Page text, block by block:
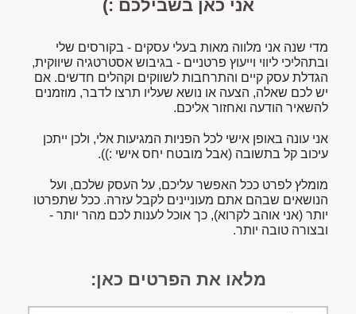
אני כאן בשבילכם :)
מדי שנה אני מלווה מאות בעלי עסקים - בקורסים שלי
ובתהליכי ליווי וייעוץ פרטניים - בגיבוש אסטרטגיה שיווקית,
הגדלת עסק קיים והתרחבות לשווקים וקהלים חדשים. אם
יש לכם שאלה, הצעה או נושא שעליו תרצו לדבר, מוזמנים
להשאיר הודעה ואחזור אליכם.
אני עונה באופן אישי לכל הפניות המגיעות אלי, ולכן ייתכן
עיכוב קל בתשובה (אבל מובטח יחס אישי :)).
מומלץ לפרט ככל האפשר עליכם, על העסק שלכם, ועל
הנושאים שבהם אתם מעוניינים לקבל עזרה. ככל שתפרטו
יותר (אני אוהב לקרוא), כך אוכל לענות לכם מהר יותר -
ובצורה טובה יותר.
מלאו את הפרטים כאן: